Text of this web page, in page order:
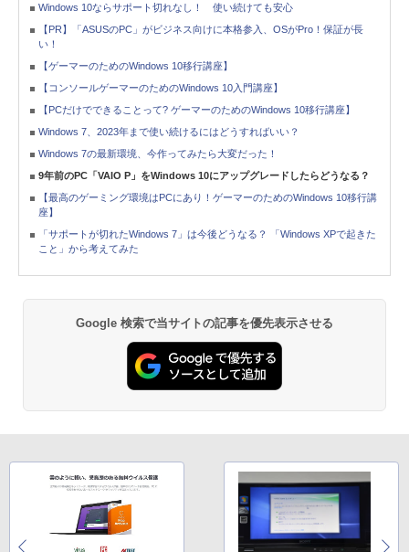
Windows 10ならサポート切れなし！ 使い続けても安心
【PR】「ASUSのPC」がビジネス向けに本格参入、OSがPro！保証が長
い！
【ゲーマーのためのWindows 10移行講座】
【コンソールゲーマーのためのWindows 10入門講座】
【PCだけでできることって? ゲーマーのためのWindows 10移行講座】
Windows 7、2023年まで使い続けるにはどうすればいい？
Windows 7の最新環境、今作ってみたら大変だった！
9年前のPC「VAIO P」をWindows 10にアップグレードしたらどうなる？
【最高のゲーミング環境はPCにあり！ゲーマーのためのWindows 10移行講
座】
「サポートが切れたWindows 7」は今後どうなる？ 「Windows XPで起きた
こと」から考えてみた
Google 検索で当サイトの記事を優先表示させる